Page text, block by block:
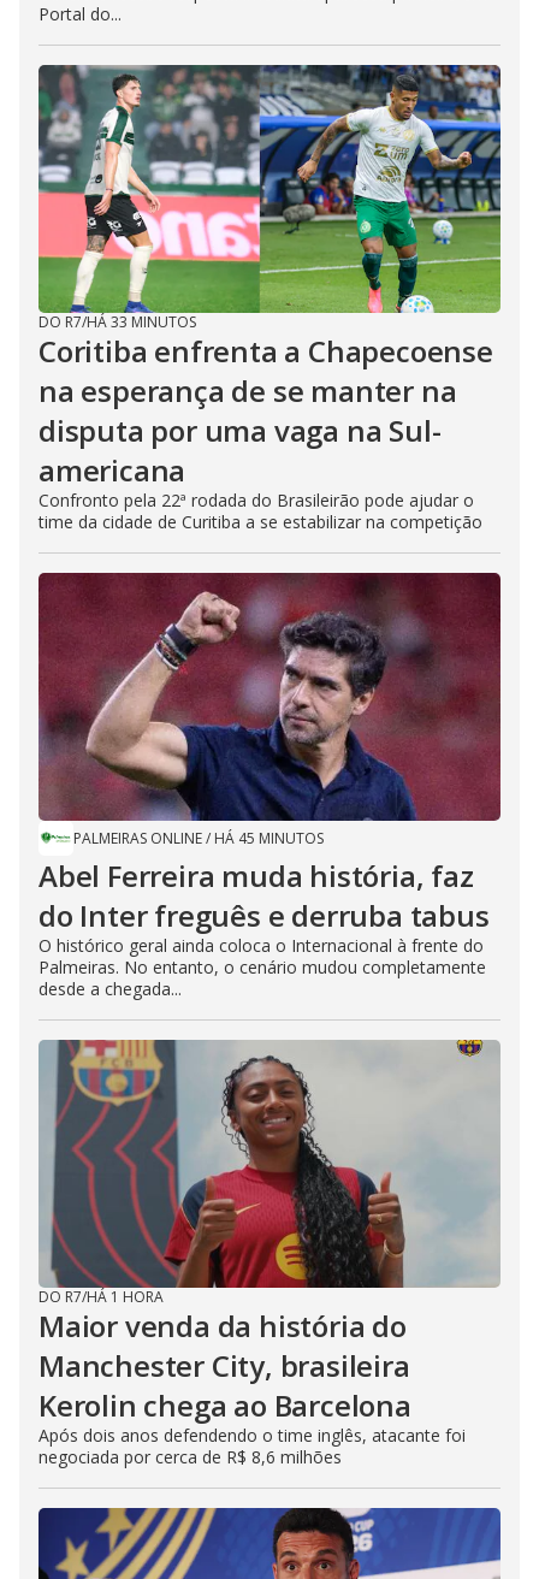
Portal do...
DO R7/HÁ 33 MINUTOS
Coritiba enfrenta a Chapecoense
na esperança de se manter na
disputa por uma vaga na Sul-
americana
Confronto pela 22ª rodada do Brasileirão pode ajudar o
time da cidade de Curitiba a se estabilizar na competição
PALMEIRAS ONLINE/ HÁ 45 MINUTOS
Abel Ferreira muda história, faz
do Inter freguês e derruba tabus
O histórico geral ainda coloca o Internacional à frente do
Palmeiras. No entanto, o cenário mudou completamente
desde a chegada...
DO R7/HÁ 1 HORA
Maior venda da história do
Manchester City, brasileira
Kerolin chega ao Barcelona
Após dois anos defendendo o time inglês, atacante foi
negociada por cerca de R$ 8,6 milhões